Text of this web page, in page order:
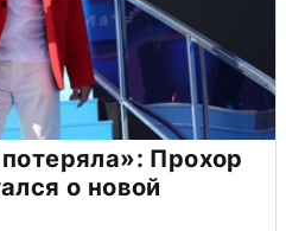
Прохор
о новой